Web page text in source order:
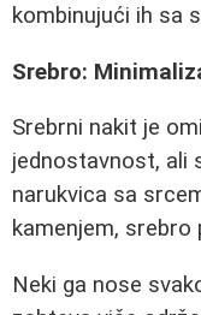
kombinujući ih sa
Srebro:
Srebrni nakit je
jednostavnost, ali
narukvica sa
kamenjem,
Neki ga nose